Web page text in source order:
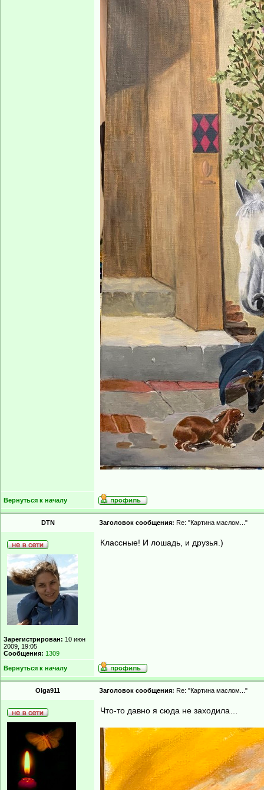
Вернуться к началу
DTN Заголовок сообщения: Re: "Картина маслом..."
Зарегистрирован: 10 июн
2009, 19:05
Сообщения: 1309
Классные! И лошадь, и друзья.)
Вернуться к началу
Olga911 Заголовок сообщения: Re: "Картина маслом..."
Что-то давно я сюда не заходила…